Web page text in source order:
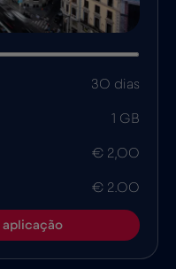
30 dias
1 GB
€ 2,00
€ 2.00
aplicação